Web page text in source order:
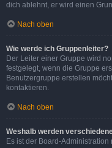
dich ablehnt, er wird einen
Nach oben
Wie werde ich Gruppenleiter?
Der Leiter einer Gruppe wird
festgelegt, wenn die Gruppe
Benutzergruppe erstellen
kontaktieren.
Nach oben
Weshalb werden
Es ist der Board-